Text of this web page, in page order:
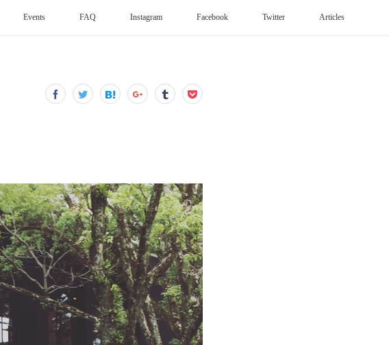
Events FAQ Instagram Facebook Twitter Articles